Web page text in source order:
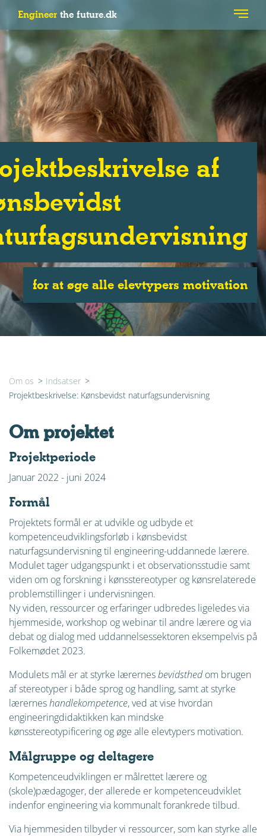
Engineer the future.dk
af
for at øge alle elevtypers motivation
Om os > Indsatser >
Projektbeskrivelse: Kønsbevidst naturfagsundervisning
Om projektet
Projektperiode
Januar 2022 - juni 2024
Formål
Projektets formål er at udvikle og udbyde et
kompetenceudviklingsforløb i kønsbevidst
naturfagsundervisning til engineering-uddannede lærere.
Modulet tager udgangspunkt i et observationsstudie samt
viden om og forskning i kønsstereotyper og kønsrelaterede
problemstillinger i undervisningen.
Ny viden, ressourcer og erfaringer udbredes ligeledes via
hjemmeside, workshop og webinar til andre lærere og via
debat og dialog med uddannelsessektoren eksempelvis på
Folkemødet 2023.
Modulets mål er at styrke lærernesbevidsthedom brugen
af stereotyper i både sprog og handling, samt at styrke
lærerneshandlekompetence, ved at vise hvordan
engineeringdidaktikken kan mindske
kønsstereotypificering og øge alle elevtypers motivation.
Målgruppe og deltagere
Kompetenceudviklingen er målrettet lærere og
(skole)pædagoger, der allerede er kompetenceudviklet
indenfor engineering via kommunalt forankrede tilbud.
Via hjemmesiden tilbyder vi ressourcer, som kan styrke alle